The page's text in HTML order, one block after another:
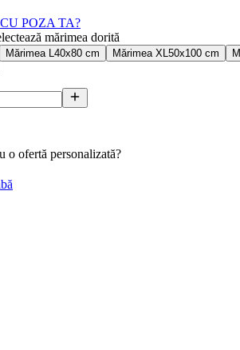
POZA TA?
mărimea dorită
Mărimea 40x80 cm Mărimea XL 50x100 cm
o ofertă personalizată?